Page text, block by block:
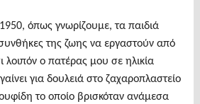
1950, όπως γνωρίζουμε, τα παιδιά
της ζωης να εργαστούν από
λοιπόν ο πατέρας μου σε ηλικία
για δουλειά στο ζαχαροπλαστείο
το οποίο βρισκόταν ανάμεσα